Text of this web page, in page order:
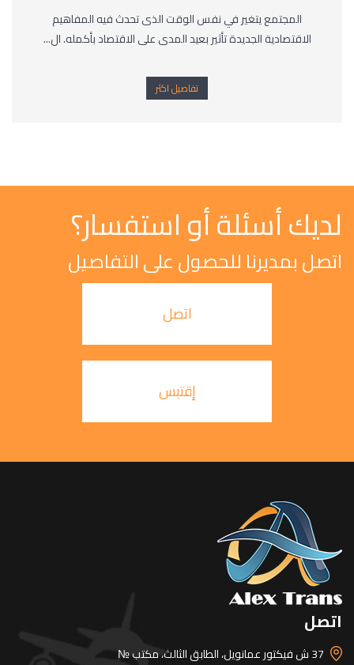
المجتمع يتغير في نفس الوقت الذى تحدث فيه المفاهيم
الاقتصادية الجديدة تأثير بعيد المدى على الاقتصاد بأكمله. ال...
تفاصيل اكثر
لديك أسئلة أو استفسار؟
اتصل بمديرنا للحصول على التفاصيل
اتصل
إقتبس
اتصل
37 ش فيكتور عمانويل، الطابق الثالث، مكتب №